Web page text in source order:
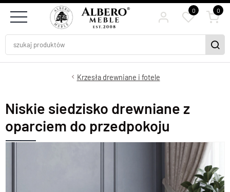
0 0
Krzesła drewniane i fotele
Niskie siedzisko drewniane z
oparciem do przedpokoju